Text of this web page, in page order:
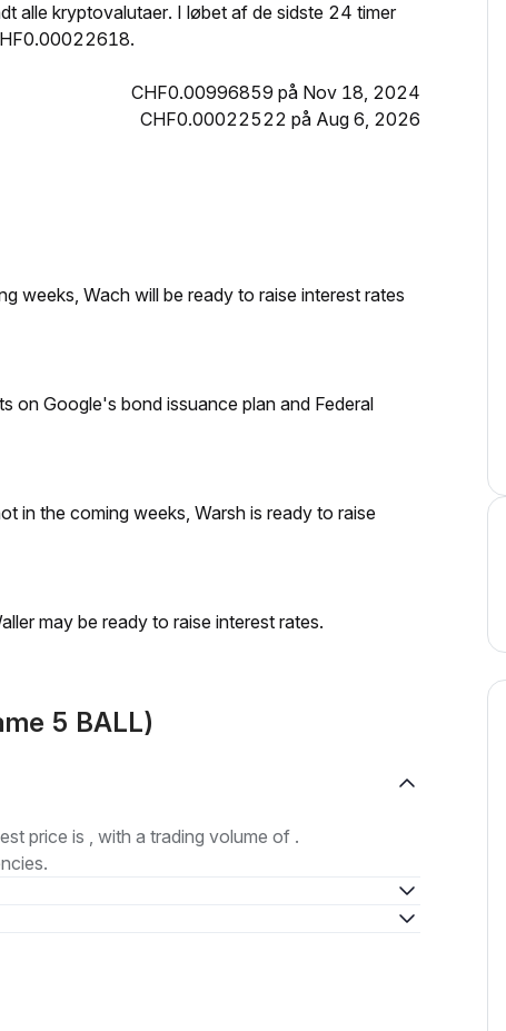
alle kryptovalutaer. I løbet af de sidste 24 timer
CHF0.00996859 på Nov 18, 2024
CHF0.00022522 på Aug 6, 2026
weeks, Wach will be ready to raise interest rates
on Google's bond issuance plan and Federal
in the coming weeks, Warsh is ready to raise
may be ready to raise interest rates.
5 BALL)
price is , with a trading volume of .